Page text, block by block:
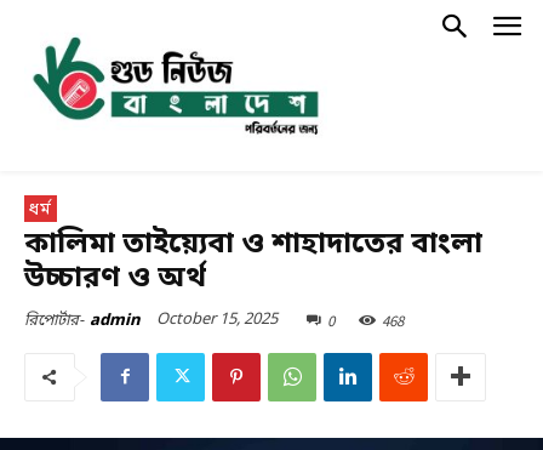
ধর্ম
কালিমা তাইয়্যেবা ও শাহাদাতের বাংলা
উচ্চারণ ও অর্থ
রিপোর্টার- admin October 15, 2025 0 468